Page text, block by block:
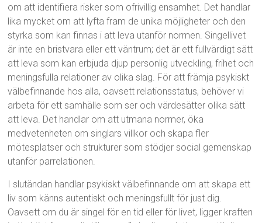
om att identifiera risker som ofrivillig ensamhet. Det handlar
lika mycket om att lyfta fram de unika möjligheter och den
styrka som kan finnas i att leva utanför normen. Singellivet
är inte en bristvara eller ett väntrum; det är ett fullvärdigt sätt
att leva som kan erbjuda djup personlig utveckling, frihet och
meningsfulla relationer av olika slag. För att främja psykiskt
välbefinnande hos alla, oavsett relationsstatus, behöver vi
arbeta för ett samhälle som ser och värdesätter olika sätt
att leva. Det handlar om att utmana normer, öka
medvetenheten om singlars villkor och skapa fler
mötesplatser och strukturer som stödjer social gemenskap
utanför parrelationen.
I slutändan handlar psykiskt välbefinnande om att skapa ett
liv som känns autentiskt och meningsfullt för just dig.
Oavsett om du är singel för en tid eller för livet, ligger kraften